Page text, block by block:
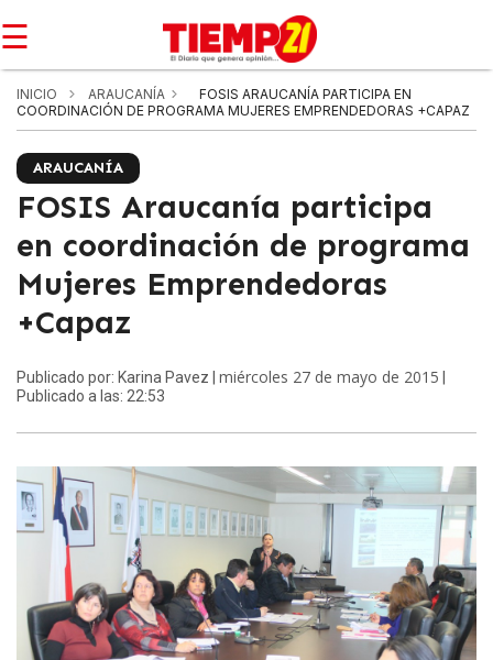
☰
INICIO ARAUCANÍA
FOSIS ARAUCANÍA PARTICIPA EN
COORDINACIÓN DE PROGRAMA MUJERES EMPRENDEDORAS +CAPAZ
ARAUCANÍA
FOSIS Araucanía participa
en coordinación de programa
Mujeres Emprendedoras
+Capaz
Publicado por: Karina Pavez | miércoles 27 de mayo de 2015
Publicado a las: 22:53